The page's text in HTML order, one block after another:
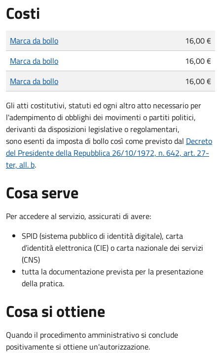
Costi
Tipo di pagamento
Importo
Marca da bollo
16,00 €
Marca da bollo
16,00 €
Marca da bollo
16,00 €
Gli atti costitutivi, statuti ed ogni altro atto necessario per
l'adempimento di obblighi dei movimenti o partiti politici,
derivanti da disposizioni legislative o regolamentari,
sonoesenti da imposta di bollocosì come previsto dal Decreto
del Presidente della Repubblica 26/10/1972, n. 642, art. 27-
ter, all. b.
Cosa serve
Per accedere al servizio, assicurati di avere:
SPID (sistema pubblico di identità digitale), carta
d’identità elettronica (CIE) o carta nazionale dei servizi
(CNS)
tutta la documentazione prevista per la presentazione
della pratica.
Cosa si ottiene
Quando il procedimento amministrativo si conclude
positivamente si ottiene un'autorizzazione.